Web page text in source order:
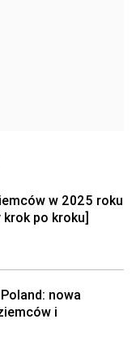
w 2025 roku
po kroku]
nowa
i